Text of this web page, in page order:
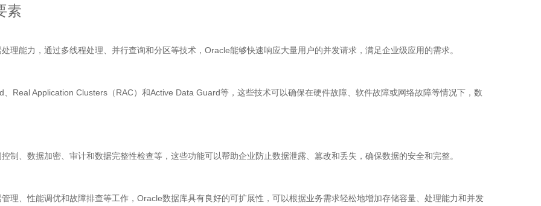
素
理能力，通过多线程处理、并行查询和分区等技术，Oracle能够快速响应大量用户的并发请求，满足企业级应用的需求。
Real Application Clusters（RAC）和Active Data Guard等，这些技术可以确保在硬件故障、软件故障或网络故障等情况下，数
制、数据加密、审计和数据完整性检查等，这些功能可以帮助企业防止数据泄露、篡改和丢失，确保数据的安全和完整。
理、性能调优和故障排查等工作，Oracle数据库具有良好的可扩展性，可以根据业务需求轻松地增加存储容量、处理能力和并发